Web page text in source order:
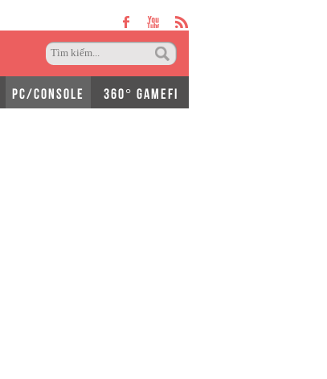
PC/CONSOLE 360° GAMEFI